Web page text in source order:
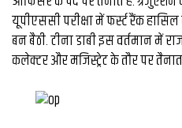
यूपीएससी परीक्षा में फर्स्ट रैंक
बन बैठी. टीना डाबी इस वर्तमान में
कलेक्टर और मजिस्ट्रेट के तौर पर